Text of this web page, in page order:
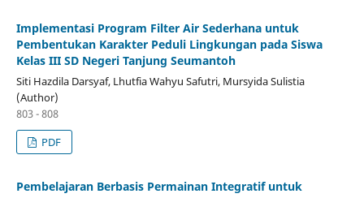
Implementasi Program Filter Air Sederhana untuk
Pembentukan Karakter Peduli Lingkungan pada Siswa
Kelas III SD Negeri Tanjung Seumantoh
Siti Hazdila Darsyaf, Lhutfia Wahyu Safutri, Mursyida Sulistia
(Author)
803 - 808
PDF
Pembelajaran Berbasis Permainan Integratif untuk